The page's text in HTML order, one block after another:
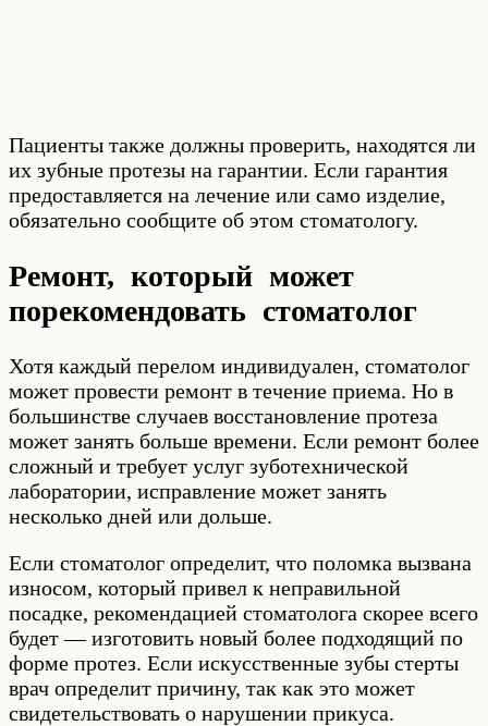
Пациенты также должны проверить, находятся ли
их зубные протезы на гарантии. Если гарантия
предоставляется на лечение или само изделие,
обязательно сообщите об этом стоматологу.
Ремонт, который может
порекомендовать стоматолог
Хотя каждый перелом индивидуален, стоматолог
может провести ремонт в течение приема. Но в
большинстве случаев восстановление протеза
может занять больше времени. Если ремонт более
сложный и требует услуг зуботехнической
лаборатории, исправление может занять
несколько дней или дольше.
Если стоматолог определит, что поломка вызвана
износом, который привел к неправильной
посадке, рекомендацией стоматолога скорее всего
будет — изготовить новый более подходящий по
форме протез. Если искусственные зубы стерты
врач определит причину, так как это может
свидетельствовать о нарушении прикуса.